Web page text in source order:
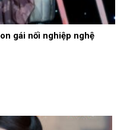
gái nối nghiệp nghệ